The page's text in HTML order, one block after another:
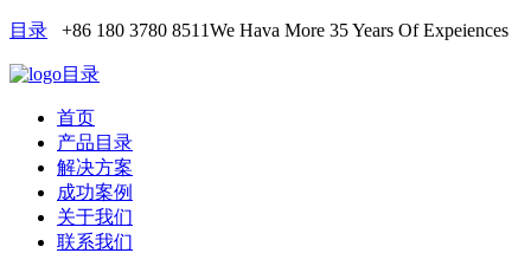
目录 +86 180 3780 8511We Hava More 35 Years Of Expeiences
目录
首页
产品目录
解决方案
成功案例
关于我们
联系我们